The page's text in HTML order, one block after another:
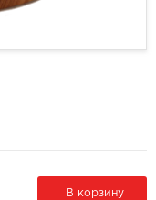
В корзину